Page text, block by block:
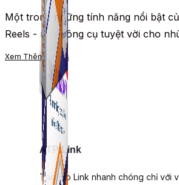
ATP Link
Tạo Bio Link nhanh chóng chỉ với
Một trong những tính năng nổi bật
Reels - một công cụ tuyệt vời cho
Xem ThêmDetails